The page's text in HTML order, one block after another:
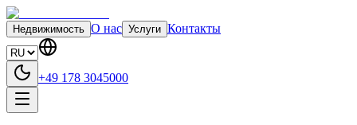
Недвижимость О нас Услуги Контакты
+49 178 3045000